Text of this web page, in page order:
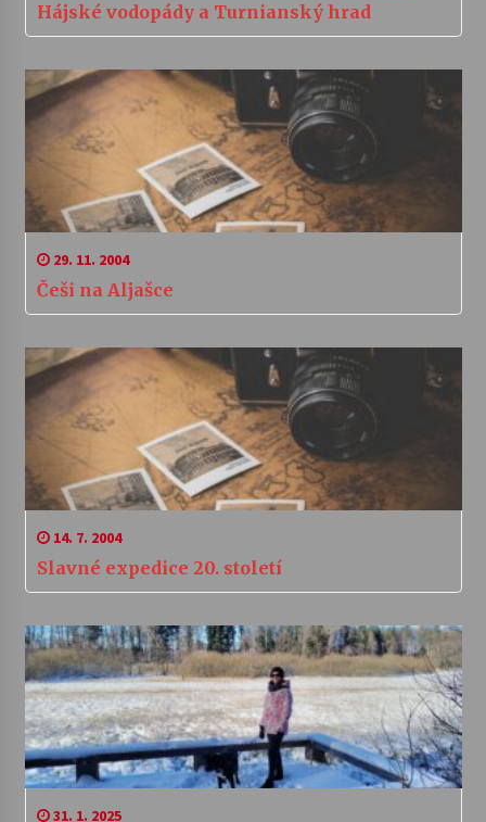
Hájské vodopády a Turnianský hrad
29. 11. 2004
Češi na Aljašce
14. 7. 2004
Slavné expedice 20. století
31. 1. 2025